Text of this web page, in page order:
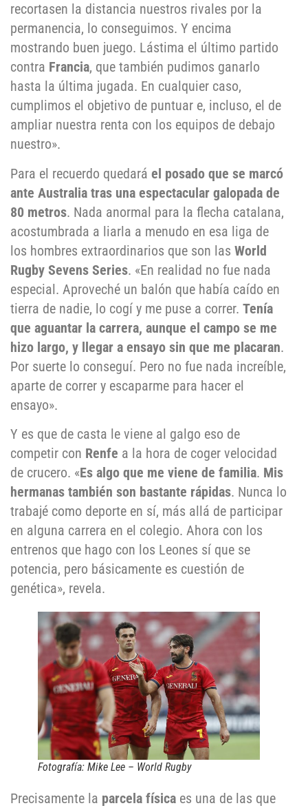
recortasen la distancia nuestros rivales por la
permanencia, lo conseguimos. Y encima
mostrando buen juego. Lástima el último partido
contra Francia, que también pudimos ganarlo
hasta la última jugada. En cualquier caso,
cumplimos el objetivo de puntuar e, incluso, el de
ampliar nuestra renta con los equipos de debajo
nuestro».
Para el recuerdo quedará el posado que se marcó
ante Australia tras una espectacular galopada de
80 metros. Nada anormal para la flecha catalana,
acostumbrada a liarla a menudo en esa liga de
los hombres extraordinarios que son las World
Rugby Sevens Series. «En realidad no fue nada
especial. Aproveché un balón que había caído en
tierra de nadie, lo cogí y me puse a correr. Tenía
que aguantar la carrera, aunque el campo se me
hizo largo, y llegar a ensayo sin que me placaran.
Por suerte lo conseguí. Pero no fue nada increíble,
aparte de correr y escaparme para hacer el
ensayo».
Y es que de casta le viene al galgo eso de
competir con Renfe a la hora de coger velocidad
de crucero. «Es algo que me viene de familia. Mis
hermanas también son bastante rápidas. Nunca lo
trabajé como deporte en sí, más allá de participar
en alguna carrera en el colegio. Ahora con los
entrenos que hago con los Leones sí que se
potencia, pero básicamente es cuestión de
genética», revela.
Fotografía: Mike Lee – World Rugby
Precisamente la parcela física es una de las que